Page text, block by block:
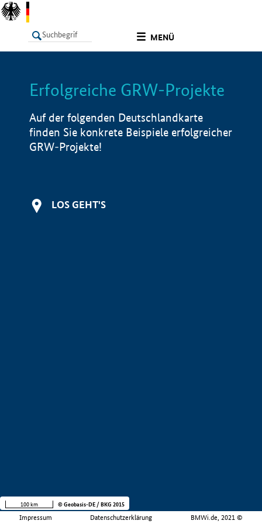
MENÜ
LISTE Info
Erfolgreiche GRW-Projekte
Auf der folgenden Deutschlandkarte
finden Sie konkrete Beispiele erfolgreicher
GRW-Projekte!
LOS GEHT'S
Impressum Datenschutzerklärung BMWi.de, 2021 ©
100 km © Geobasis-DE / BKG 2015